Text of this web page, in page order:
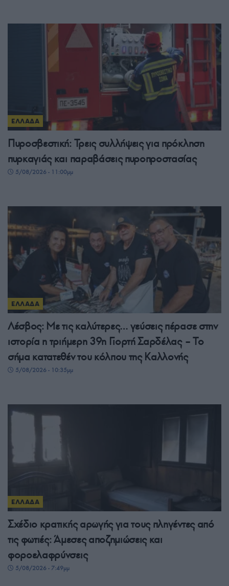
ΕΛΛΑΔΑ
Πυροσβεστική: Τρεις συλλήψεις για πρόκληση
πυρκαγιάς και παραβάσεις πυροπροστασίας
5/08/2026 - 11:00μμ
ΕΛΛΑΔΑ
Λέσβος: Με τις καλύτερες… γεύσεις πέρασε στην
ιστορία η τριήμερη 39η Γιορτή Σαρδέλας – Το
σήμα κατατεθέν του κόλπου της Καλλονής
5/08/2026 - 10:35μμ
ΕΛΛΑΔΑ
Σχέδιο κρατικής αρωγής για τους πληγέντες από
τις φωτιές: Άμεσες αποζημιώσεις και
φοροελαφρύνσεις
5/08/2026 - 7:49μμ